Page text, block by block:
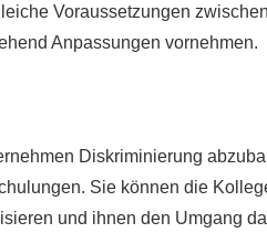
Voraussetzungen
Anpassungen vornehmen.
Diskriminierung
Sie können die
und ihnen den Umgang